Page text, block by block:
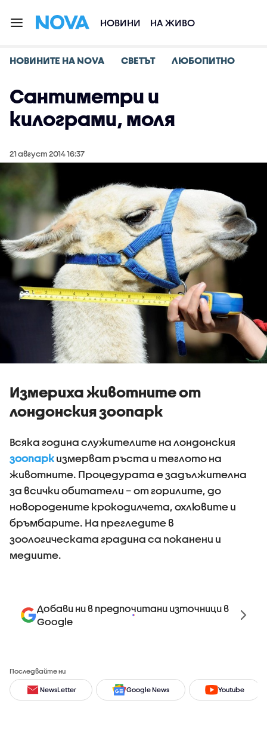
НОВИНИ НА ЖИВО
НОВИНИТЕ НА NOVA СВЕТЪТ ЛЮБОПИТНО
Сантиметри и
килограми, моля
21 август 2014 16:37
Измериха животните от
лондонския зоопарк
Всяка година служителите на лондонския
зоопарк измерват ръста и теглото на
животните. Процедурата е задължителна
за всички обитатели – от горилите, до
новородените крокодилчета, охлювите и
бръмбарите. На прегледите в
зоологическата градина са поканени и
медиите.
Добави ни в предпочитани източници в
Google
Последвайте ни
NewsLetter Google News Youtube